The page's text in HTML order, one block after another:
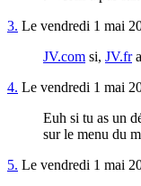
3. Le vendredi 1 mai
JV.com si, JV.fr
4. Le vendredi 1 mai
Euh si tu as un
sur le menu du
5. Le vendredi 1 mai